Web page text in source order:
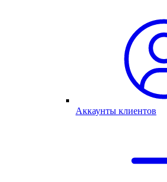
Аккаунты клиентов